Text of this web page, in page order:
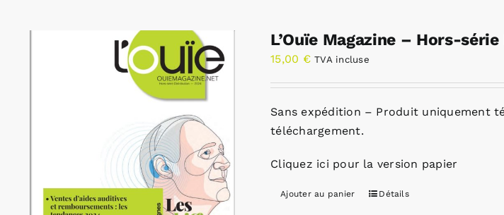
L’Ouïe Magazine – Hors-
15,00 € TVA incluse
Sans expédition – Produit uniquement
téléchargement.
Cliquez ici pour la version papier
Ajouter au panier Détails